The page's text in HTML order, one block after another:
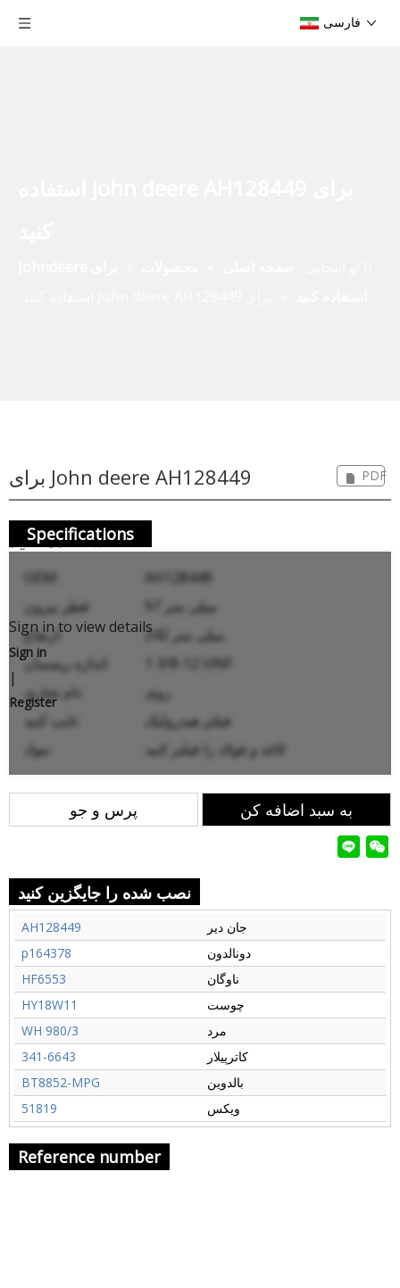
فارسی
برای John deere AH128449
استفاده کنید
PDF
Specifications
OEM:
AH128449
97 میلی متر
ارتفاع:
242 میلی متر
1 3/8-12 UNF
روی
فیلتر هیدرولیک
کاغذ و فولاد را فیلتر کنید
Sign in to view details
Sign in
|
Register
پرس و جو به سبد اضافه کن
نصب شده را جایگزین کنید
AH128449
جان دیر
p164378
دونالدون
HF6553
ناوگان
HY18W11
چوست
WH 980/3
مرد
341-6643
کاترپیلار
BT8852-MPG
بالدوین
51819
ویکس
Reference number